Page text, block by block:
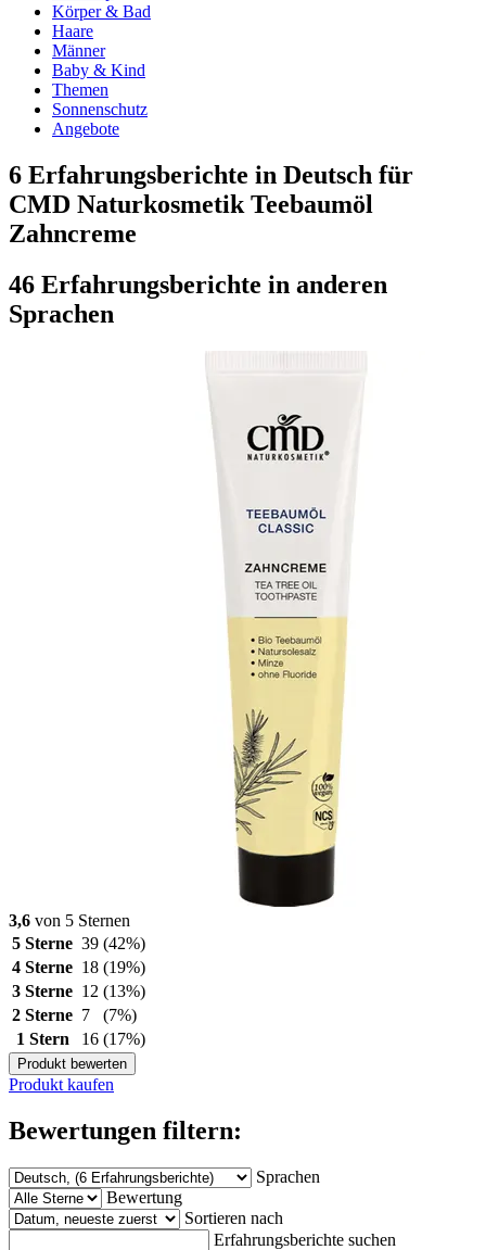
Körper & Bad
Haare
Männer
Baby & Kind
Themen
Sonnenschutz
Angebote
6 Erfahrungsberichte in Deutsch für
CMD Naturkosmetik Teebaumöl
Zahncreme
46 Erfahrungsberichte in anderen
Sprachen
3,6 von 5 Sternen
5 Sterne 39 (42%)
4 Sterne 18 (19%)
3 Sterne 12 (13%)
2 Sterne 7
(7%)
1 Stern
16 (17%)
Produkt bewerten
Produkt kaufen
Bewertungen filtern:
Sprachen
Bewertung
Sortieren nach
Erfahrungsberichte suchen